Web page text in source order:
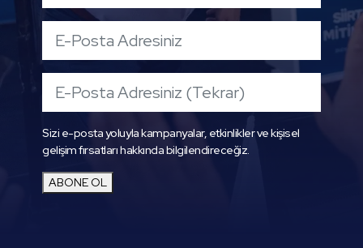
Sizi e-posta yoluyla kampanyalar, etkinlikler ve kişisel
gelişim fırsatları hakkında bilgilendireceğiz.
ABONE OL